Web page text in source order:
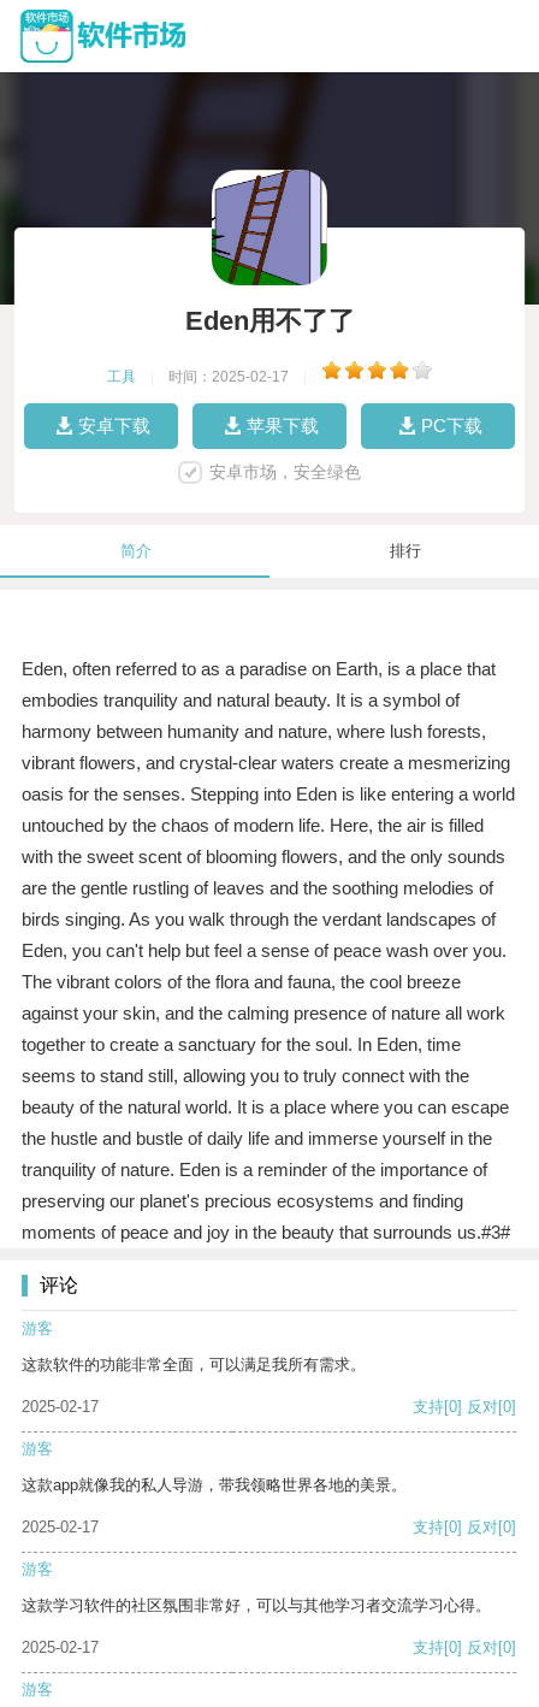
Eden用不了了
工具 时间：2025-02-17
安卓下载 苹果下载 PC下载
安卓市场，安全绿色
简介 排行
Eden, often referred to as a paradise on Earth, is a place that
embodies tranquility and natural beauty. It is a symbol of
harmony between humanity and nature, where lush forests,
vibrant flowers, and crystal-clear waters create a mesmerizing
oasis for the senses. Stepping into Eden is like entering a world
untouched by the chaos of modern life. Here, the air is filled
with the sweet scent of blooming flowers, and the only sounds
are the gentle rustling of leaves and the soothing melodies of
birds singing. As you walk through the verdant landscapes of
Eden, you can't help but feel a sense of peace wash over you.
The vibrant colors of the flora and fauna, the cool breeze
against your skin, and the calming presence of nature all work
together to create a sanctuary for the soul. In Eden, time
seems to stand still, allowing you to truly connect with the
beauty of the natural world. It is a place where you can escape
the hustle and bustle of daily life and immerse yourself in the
tranquility of nature. Eden is a reminder of the importance of
preserving our planet's precious ecosystems and finding
moments of peace and joy in the beauty that surrounds us.#3#
评论
游客
这款软件的功能非常全面，可以满足我所有需求。
2025-02-17 支持[0] 反对[0]
游客
这款app就像我的私人导游，带我领略世界各地的美景。
2025-02-17 支持[0] 反对[0]
游客
这款学习软件的社区氛围非常好，可以与其他学习者交流学习心得。
2025-02-17 支持[0] 反对[0]
游客